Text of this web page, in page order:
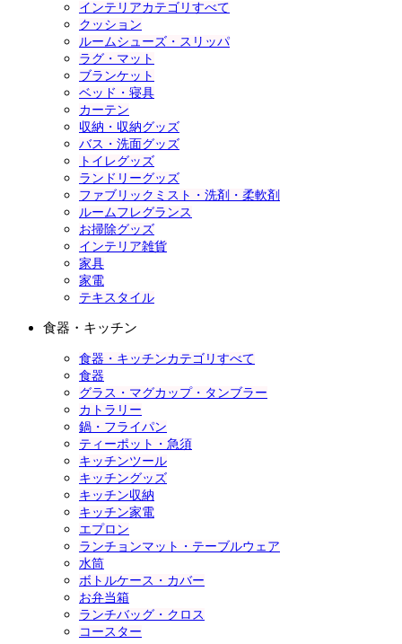
インテリアカテゴリすべて
クッション
ルームシューズ・スリッパ
ラグ・マット
ブランケット
ベッド・寝具
カーテン
収納・収納グッズ
バス・洗面グッズ
トイレグッズ
ランドリーグッズ
ファブリックミスト・洗剤・柔軟剤
ルームフレグランス
お掃除グッズ
インテリア雑貨
家具
家電
テキスタイル
食器・キッチン
食器・キッチンカテゴリすべて
食器
グラス・マグカップ・タンブラー
カトラリー
鍋・フライパン
ティーポット・急須
キッチンツール
キッチングッズ
キッチン収納
キッチン家電
エプロン
ランチョンマット・テーブルウェア
水筒
ボトルケース・カバー
お弁当箱
ランチバッグ・クロス
コースター